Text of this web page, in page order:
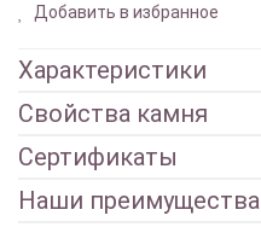
Добавить в избранное
Характеристики
Свойства камня
Сертификаты
Наши преимущества